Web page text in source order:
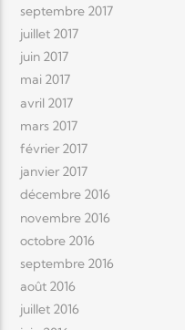
septembre 2017
juillet 2017
juin 2017
mai 2017
avril 2017
mars 2017
février 2017
janvier 2017
décembre 2016
novembre 2016
octobre 2016
septembre 2016
août 2016
juillet 2016